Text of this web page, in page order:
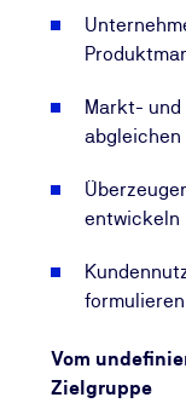
Markt-
entwickeln
formulieren
Vom
Zielgruppe